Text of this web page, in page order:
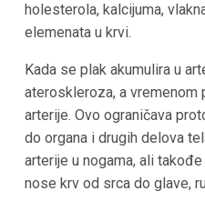
holesterola, kalcijuma,
elemenata u krvi.
Kada se plak akumulira u
ateroskleroza, a
arterije. Ovo ograničava
do organa i drugih delova
arterije u nogama, ali
nose krv od srca do glave,